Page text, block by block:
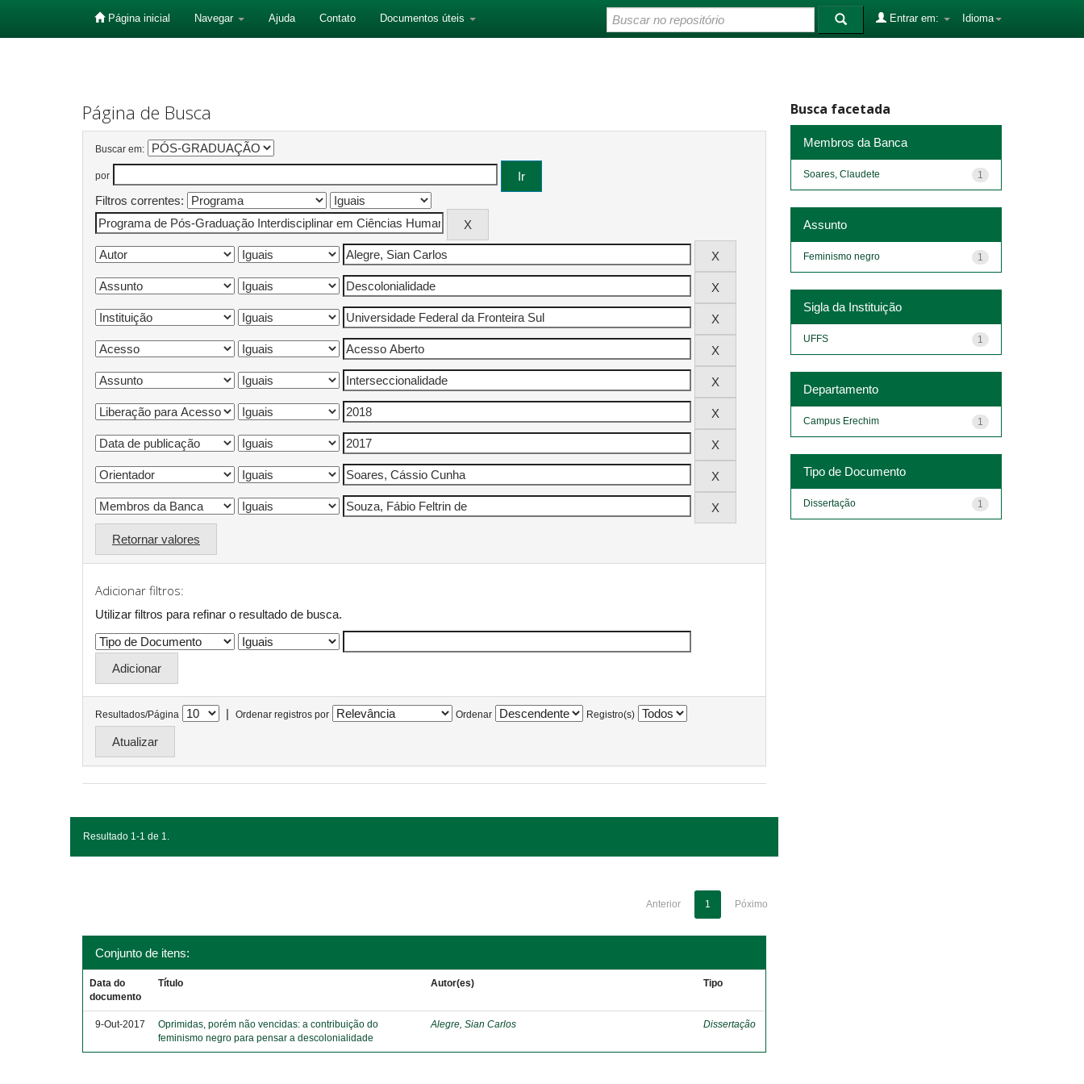
Página inicial Navegar Ajuda Contato Documentos úteis Idioma
Entrar em:
Página de Busca
Buscar em:
por
Filtros correntes:
Retornar valores
Adicionar filtros:
Utilizar filtros para refinar o resultado de busca.
Resultados/Página | Ordenar registros por Ordenar Registro(s)
Resultado 1-1 de 1.
Anterior 1 Póximo
Conjunto de itens:
Data do
documento
Título Autor(es) Tipo
9-Out-2017
Oprimidas, porém não vencidas: a contribuição do
feminismo negro para pensar a descolonialidade
Alegre, Sian Carlos Dissertação
Busca facetada
Membros da Banca
1
Soares, Claudete
Assunto
1
Feminismo negro
Sigla da Instituição
1
UFFS
Departamento
1
Campus Erechim
Tipo de Documento
1
Dissertação